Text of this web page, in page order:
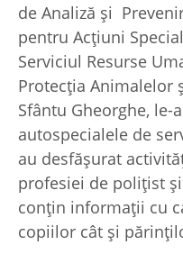
de Analiză și
pentru Acțiuni
Serviciul Resurse
Protecția Animalelor
Sfântu Gheorghe,
autospecialele de
au desfășurat
profesiei de polițist
conțin informații cu
copiilor cât și